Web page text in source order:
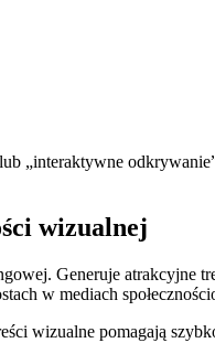
„interaktywne
wizualnej
Generuje atrakcyjne
w mediach
wizualne pomagają